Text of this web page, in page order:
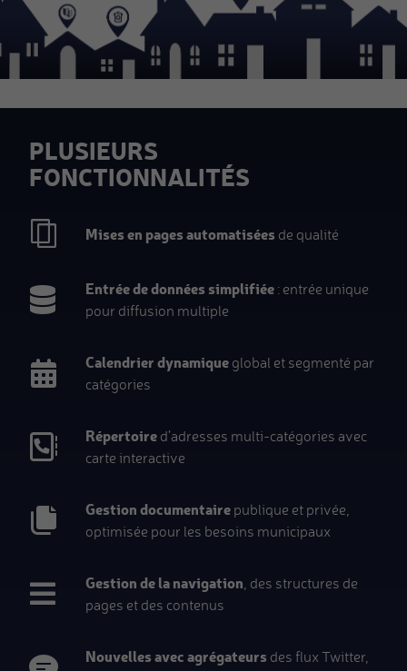
PLUSIEURS
FONCTIONNALITÉS
Mises en pages automatisées de qualité
Entrée de données simplifiée : entrée unique
pour diffusion multiple
Calendrier dynamique global et segmenté par
catégories
Répertoire d’adresses multi-catégories avec
carte interactive
Gestion documentaire publique et privée,
optimisée pour les besoins municipaux
Gestion de la navigation, des structures de
pages et des contenus
Nouvelles avec agrégateurs des flux Twitter,